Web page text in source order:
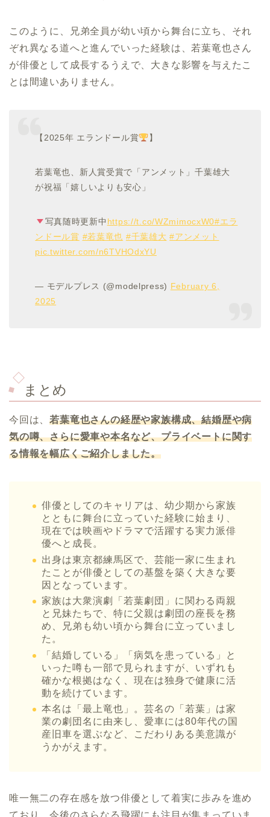
このように、兄弟全員が幼い頃から舞台に立ち、それ
ぞれ異なる道へと進んでいった経験は、若葉竜也さん
が俳優として成長するうえで、大きな影響を与えたこ
とは間違いありません。
【2025年 エランドール賞 】
若葉竜也、新人賞受賞で「アンメット」千葉雄大
が祝福「嬉しいよりも安心」
写真随時更新中 https://t.co/WZmimocxW0#エラ
ンドール賞 #若葉竜也 #千葉雄大 #アンメット
pic.twitter.com/n6TVHOdxYU
— モデルプレス (@modelpress) February 6,
2025
まとめ
今回は、若葉竜也さんの経歴や家族構成、結婚歴や病
気の噂、さらに愛車や本名など、プライベートに関す
る情報を幅広くご紹介しました。
俳優としてのキャリアは、幼少期から家族
とともに舞台に立っていた経験に始まり、
現在では映画やドラマで活躍する実力派俳
優へと成長。
出身は東京都練馬区で、芸能一家に生まれ
たことが俳優としての基盤を築く大きな要
因となっています。
家族は大衆演劇「若葉劇団」に関わる両親
と兄妹たちで、特に父親は劇団の座長を務
め、兄弟も幼い頃から舞台に立っていまし
た。
「結婚している」「病気を患っている」と
いった噂も一部で見られますが、いずれも
確かな根拠はなく、現在は独身で健康に活
動を続けています。
本名は「最上竜也」。芸名の「若葉」は家
業の劇団名に由来し、愛車には80年代の国
産旧車を選ぶなど、こだわりある美意識が
うかがえます。
唯一無二の存在感を放つ俳優として着実に歩みを進め